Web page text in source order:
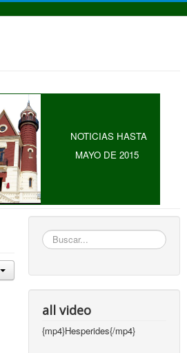
NOTICIAS HASTA
MAYO DE 2015
Buscar
all video
{mp4}Hesperides{/mp4}